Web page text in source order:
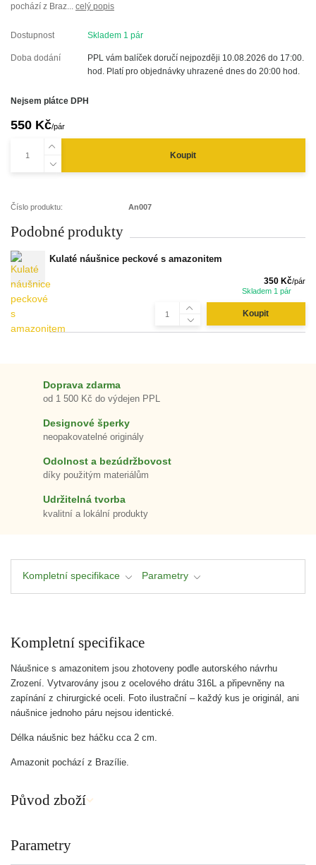
pochází z Braz... celý popis
Dostupnost Skladem 1 pár
Doba dodání
PPL vám balíček doručí nejpozději 10.08.2026 do 17:00.
hod. Platí pro objednávky uhrazené dnes do 20:00 hod.
Nejsem plátce DPH
550 Kč/pár
Koupit
Číslo produktu: An007
Podobné produkty
Kulaté náušnice peckové s amazonitem
350 Kč/pár
Skladem 1 pár
Koupit
Doprava zdarma
od 1 500 Kč do výdejen PPL
Designové šperky
neopakovatelné originály
Odolnost a bezúdržbovost
díky použitým materiálům
Udržitelná tvorba
kvalitní a lokální produkty
Kompletní specifikace Parametry
Kompletní specifikace
Náušnice s amazonitem jsou zhotoveny podle autorského návrhu
Zrození. Vytvarovány jsou z ocelového drátu 316L a připevněny na
zapínání z chirurgické oceli. Foto ilustrační – každý kus je originál, ani
náušnice jednoho páru nejsou identické.
Délka náušnic bez háčku cca 2 cm.
Amazonit pochází z Brazílie.
Původ zboží
Parametry